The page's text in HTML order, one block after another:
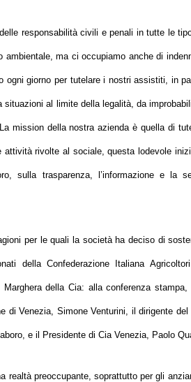
responsabilità civili e penali in tutte le
ma ci occupiamo anche di
giorno per tutelare i nostri assistiti, in
al limite della legalità, da
La mission della nostra azienda è quella di
rivolte al sociale, questa lodevole
sulla trasparenza, l’informazione e la
per le quali la società ha deciso di
della Confederazione Italiana
della Cia: alla conferenza
di Venezia, Simone Venturini, il dirigente
e il Presidente di Cia Venezia, Paolo
realtà preoccupante, soprattutto per gli